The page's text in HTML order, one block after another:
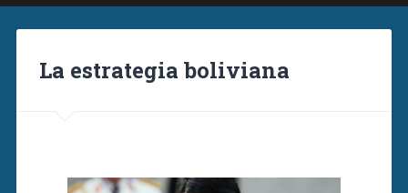
La estrategia boliviana